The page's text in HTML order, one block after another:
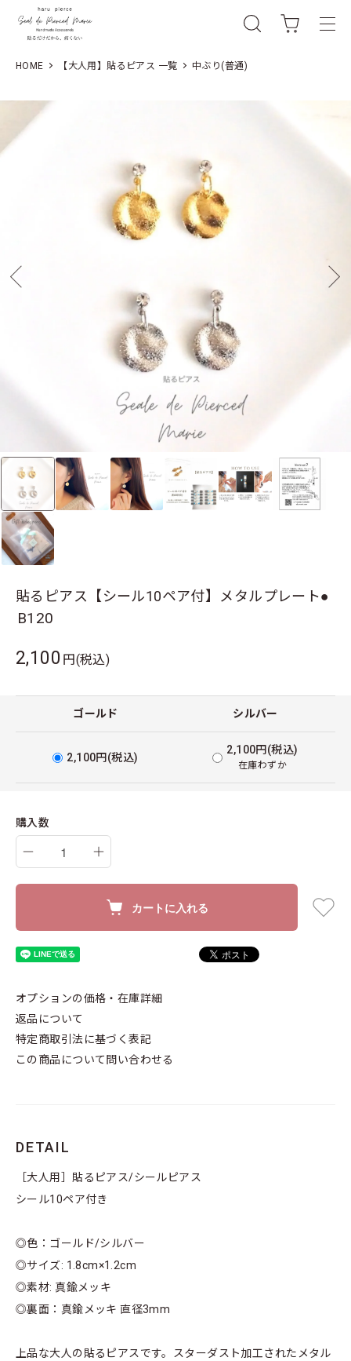
HOME 【大人用】貼るピアス 一覧 中ぶり(普通)
貼るピアス【シール10ペア付】メタルプレート●
B120
2,100 円(税込)
ゴールド シルバー
2,100円(税込)
2,100円(税込)
在庫わずか
購入数
カートに入れる
オプションの価格・在庫詳細
返品について
特定商取引法に基づく表記
この商品について問い合わせる
DETAIL
［大人用］貼るピアス/シールピアス
シール10ペア付き
◎色：ゴールド/シルバー
◎サイズ: 1.8cm×1.2cm
◎素材: 真鍮メッキ
◎裏面：真鍮メッキ 直径3mm
上品な大人の貼るピアスです。スターダスト加工されたメタル